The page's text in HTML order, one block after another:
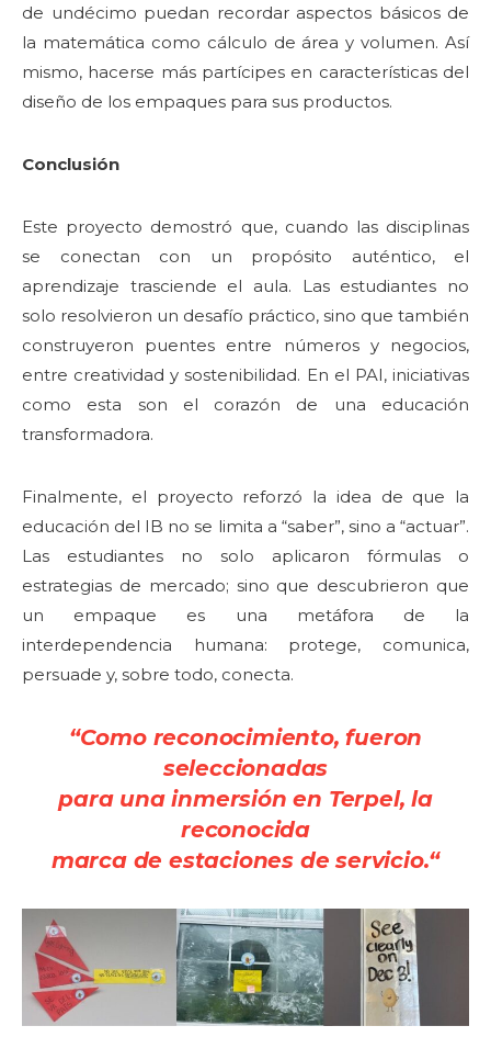
de undécimo puedan recordar aspectos básicos de
la matemática como cálculo de área y volumen. Así
mismo, hacerse más partícipes en características del
diseño de los empaques para sus productos.
Conclusión
Este proyecto demostró que, cuando las disciplinas
se conectan con un propósito auténtico, el
aprendizaje trasciende el aula. Las estudiantes no
solo resolvieron un desafío práctico, sino que también
construyeron puentes entre números y negocios,
entre creatividad y sostenibilidad. En el PAI, iniciativas
como esta son el corazón de una educación
transformadora.
Finalmente, el proyecto reforzó la idea de que la
educación del IB no se limita a “saber”, sino a “actuar”.
Las estudiantes no solo aplicaron fórmulas o
estrategias de mercado; sino que descubrieron que
un empaque es una metáfora de la
interdependencia humana: protege, comunica,
persuade y, sobre todo, conecta.
“Como reconocimiento, fueron
seleccionadas
para una inmersión en Terpel, la
reconocida
marca de estaciones de servicio.“